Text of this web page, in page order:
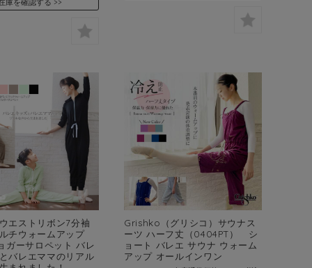
エストリボン7分袖
チウォームアップ
ガーサロペット バレ
バレエママのリアル
Grishko（グリシコ）サウナス
ーツ ハーフ丈（0404PT） シ
ョート バレエ サウナ ウォーム
アップ オールインワン